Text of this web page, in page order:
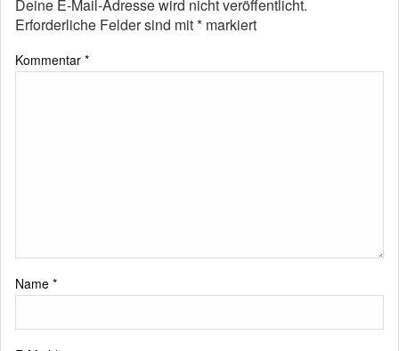
Deine E-Mail-Adresse wird nicht veröffentlicht.
Erforderliche Felder sind mit* markiert
Kommentar *
Name *